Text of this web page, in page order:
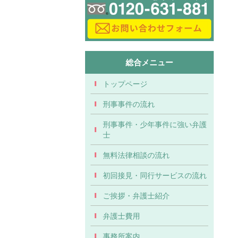
総合メニュー
トップページ
刑事事件の流れ
刑事事件・少年事件に強い弁護
士
無料法律相談の流れ
初回接見・同行サービスの流れ
ご挨拶・弁護士紹介
弁護士費用
事務所案内